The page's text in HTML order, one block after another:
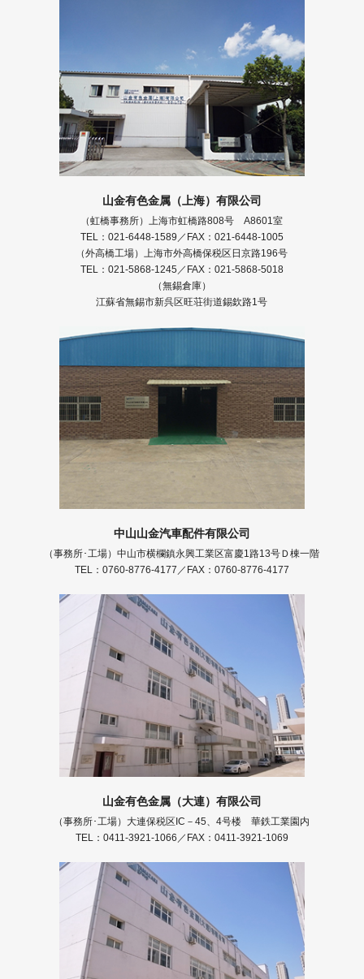
山金有色金属（上海）有限公司
（虹橋事務所）上海市虹橋路808号 A8601室
TEL：021-6448-1589／FAX：021-6448-1005
（外高橋工場）上海市外高橋保税区日京路196号
TEL：021-5868-1245／FAX：021-5868-5018
（無錫倉庫）
江蘇省無錫市新呉区旺荘街道錫欽路1号
中山山金汽車配件有限公司
（事務所･工場）中山市横欄鎮永興工業区富慶1路13号Ｄ棟一階
TEL：0760-8776-4177／FAX：0760-8776-4177
山金有色金属（大連）有限公司
（事務所･工場）大連保税区IC－45、4号楼 華鉄工業園内
TEL：0411-3921-1066／FAX：0411-3921-1069